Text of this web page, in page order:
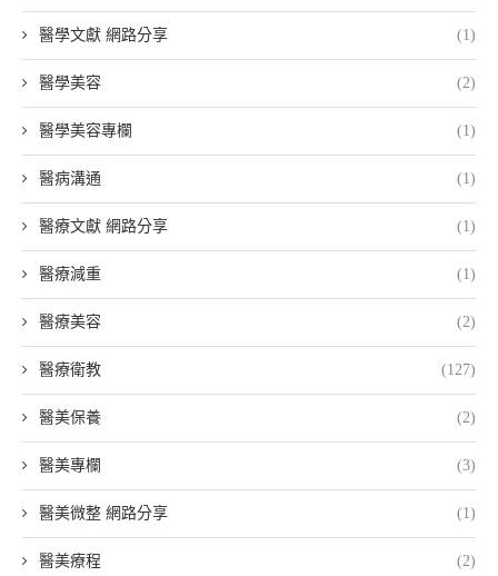
醫學文獻 網路分享 (1)
醫學美容 (2)
醫學美容專欄 (1)
醫病溝通 (1)
醫療文獻 網路分享 (1)
醫療減重 (1)
醫療美容 (2)
醫療衛教 (127)
醫美保養 (2)
醫美專欄 (3)
醫美微整 網路分享 (1)
醫美療程 (2)